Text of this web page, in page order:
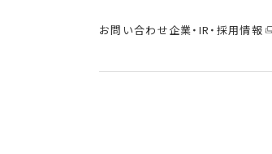
お問い合わせ企業・IR・採用情報